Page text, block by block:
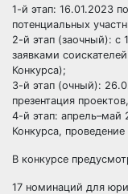
1-й этап: 16.01.2023
потенциальных
2-й этап (заочный): с
заявками
Конкурса);
3-й этап (очный):
презентация
4-й этап: апрель–май
Конкурса,
В конкурсе
17 номинаций для